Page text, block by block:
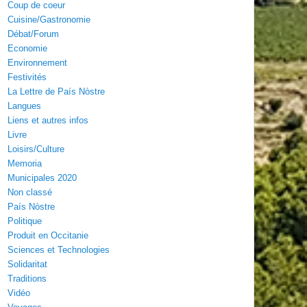
Coup de coeur
Cuisine/Gastronomie
Débat/Forum
Economie
Environnement
Festivités
La Lettre de País Nòstre
Langues
Liens et autres infos
Livre
Loisirs/Culture
Memoria
Municipales 2020
Non classé
País Nòstre
Politique
Produit en Occitanie
Sciences et Technologies
Solidaritat
Traditions
Vidéo